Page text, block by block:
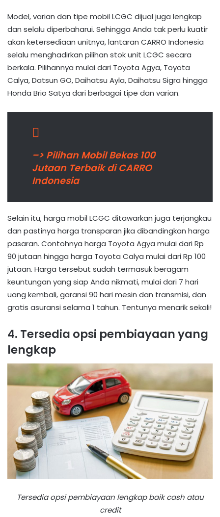
Model, varian dan tipe mobil LCGC dijual juga lengkap
dan selalu diperbaharui. Sehingga Anda tak perlu kuatir
akan ketersediaan unitnya, lantaran CARRO Indonesia
selalu menghadirkan pilihan stok unit LCGC secara
berkala. Pilihannya mulai dari Toyota Agya, Toyota
Calya, Datsun GO, Daihatsu Ayla, Daihatsu Sigra hingga
Honda Brio Satya dari berbagai tipe dan varian.
–> Pilihan Mobil Bekas 100
Jutaan Terbaik di CARRO
Indonesia
Selain itu, harga mobil LCGC ditawarkan juga terjangkau
dan pastinya harga transparan jika dibandingkan harga
pasaran. Contohnya harga Toyota Agya mulai dari Rp
90 jutaan hingga harga Toyota Calya mulai dari Rp 100
jutaan. Harga tersebut sudah termasuk beragam
keuntungan yang siap Anda nikmati, mulai dari 7 hari
uang kembali, garansi 90 hari mesin dan transmisi, dan
gratis asuransi selama 1 tahun. Tentunya menarik sekali!
4. Tersedia opsi pembiayaan yang
lengkap
Tersedia opsi pembiayaan lengkap baik cash atau
credit